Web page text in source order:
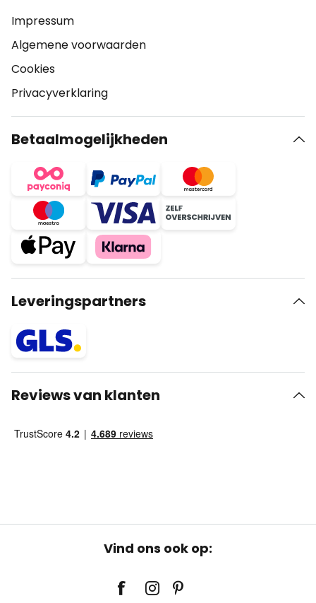
Impressum
Algemene voorwaarden
Cookies
Privacyverklaring
Betaalmogelijkheden
Leveringspartners
Reviews van klanten
Vind ons ook op: